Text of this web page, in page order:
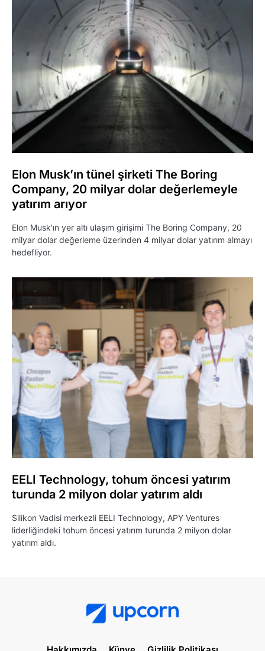
Elon Musk’ın tünel şirketi The Boring
Company, 20 milyar dolar değerlemeyle
yatırım arıyor
Elon Musk'ın yer altı ulaşım girişimi The Boring Company, 20
milyar dolar değerleme üzerinden 4 milyar dolar yatırım almayı
hedefliyor.
EELI Technology, tohum öncesi yatırım
turunda 2 milyon dolar yatırım aldı
Silikon Vadisi merkezli EELI Technology, APY Ventures
liderliğindeki tohum öncesi yatırım turunda 2 milyon dolar
yatırım aldı.